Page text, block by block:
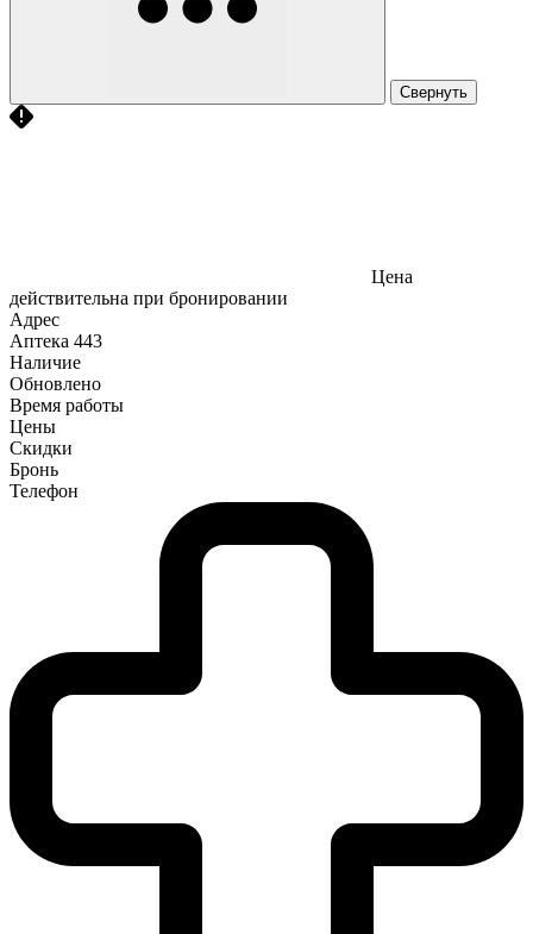
Свернуть
Цена
действительна при бронировании
Адрес
Аптека 443
Наличие
Обновлено
Время работы
Цены
Скидки
Бронь
Телефон